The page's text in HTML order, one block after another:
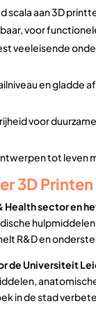
scala aan 3D
voor
veeleisende
en gladde
voor
tot leven
3D
Health sector en
R&D en
de Universiteit
in de stad